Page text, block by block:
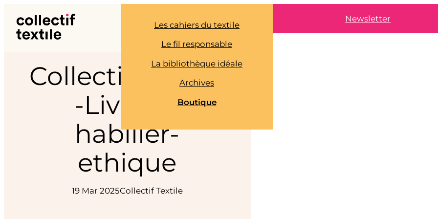
contenu
Les cahiers du textile
Le fil responsable
La bibliothèque idéale
Archives
Boutique
Newsletter
Collectif_Textile
-Livre-S-
habiller-
ethique
19 Mar 2025Collectif Textile